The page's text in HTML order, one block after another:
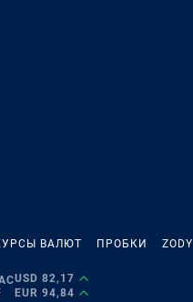
ВАЛЮТ ПРОБКИ ZODY
USD 82,17
EUR 94,84